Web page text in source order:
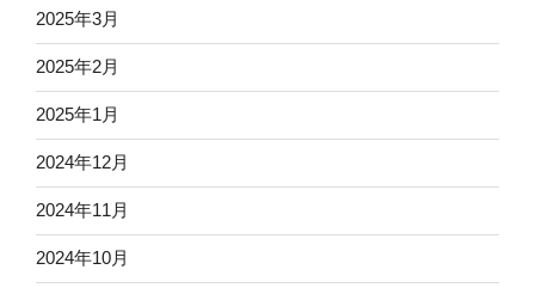
2025年3月
2025年2月
2025年1月
2024年12月
2024年11月
2024年10月